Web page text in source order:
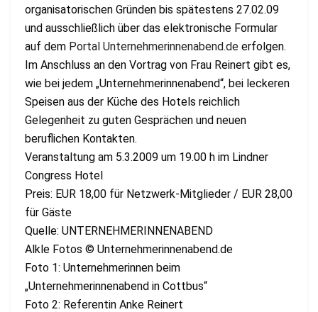
organisatorischen Gründen bis spätestens 27.02.09
und ausschließlich über das elektronische Formular
auf dem Portal Unternehmerinnenabend.de erfolgen.
Im Anschluss an den Vortrag von Frau Reinert gibt es,
wie bei jedem „Unternehmerinnenabend“, bei leckeren
Speisen aus der Küche des Hotels reichlich
Gelegenheit zu guten Gesprächen und neuen
beruflichen Kontakten.
Veranstaltung am 5.3.2009 um 19.00 h im Lindner
Congress Hotel
Preis: EUR 18,00 für Netzwerk-Mitglieder / EUR 28,00
für Gäste
Quelle: UNTERNEHMERINNENABEND
Alkle Fotos © Unternehmerinnenabend.de
Foto 1: Unternehmerinnen beim
„Unternehmerinnenabend in Cottbus“
Foto 2: Referentin Anke Reinert